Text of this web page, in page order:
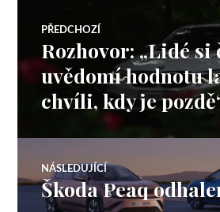
Navigace
pro
příspěvek
PŘEDCHOZÍ
Předchozí
příspěvek:
Rozhovor: „Lidé si
uvědomí hodnotu
chvíli, kdy je
NÁSLEDUJÍCÍ
Následující
příspěvek:
Škoda Peaq